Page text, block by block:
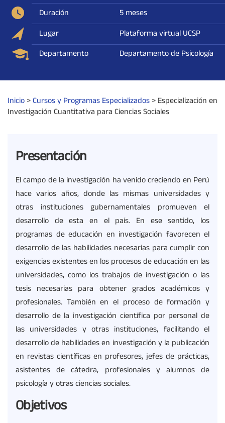
Duración
5 meses
Lugar
Plataforma virtual UCSP
Departamento
Departamento de Psicología
Inicio>Cursos y Programas Especializados>Especialización en
Investigación Cuantitativa para Ciencias Sociales
Presentación
El campo de la investigación ha venido creciendo en Perú
hace varios años, donde las mismas universidades y
otras instituciones gubernamentales promueven el
desarrollo de esta en el país. En ese sentido, los
programas de educación en investigación favorecen el
desarrollo de las habilidades necesarias para cumplir con
exigencias existentes en los procesos de educación en las
universidades, como los trabajos de investigación o las
tesis necesarias para obtener grados académicos y
profesionales. También en el proceso de formación y
desarrollo de la investigación científica por personal de
las universidades y otras instituciones, facilitando el
desarrollo de habilidades en investigación y la publicación
en revistas científicas en profesores, jefes de prácticas,
asistentes de cátedra, profesionales y alumnos de
psicología y otras ciencias sociales.
Objetivos